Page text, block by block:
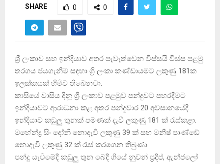
SHARE 0 0
ශ්‍රී ලංකාව සහ ඉන්දියාව අතර පැවැත්වෙන විස්සයි විස්ස පළමු
තරගය ජයගැනීම සඳහා ශ්‍රී ලංකා කණ්ඩායමට ලකුණු 181ක
ඉලක්කයක් හිමිව තිබෙනවා.
කාසියේ වාසිය දිනූ ශ්‍රී ලංකාව පළමුව පන්දුවට පහරදීමට
ඉන්දියාවට ආරාධනා කළ අතර පන්දුවාර 20 අවසානයේදී
ඉන්දියාව කඩුලු තුනක් පමණක් දැවී ලකුණු 181 ක් රැස්කළා.
මහේන්ද්‍ර සිං දෝනි නොදැවී ලකුණු 39 ක් සහ මනීෂ් පාණ්ඩේ
නොදැවී ලකුණු 32 ක් රැස් කරගෙන තිබුණා.
පන්දු යැවීමේදී කඩුලු තුන බෙදී ගියේ නුවන් ප්‍රදීප්, ඇන්ජලෝ